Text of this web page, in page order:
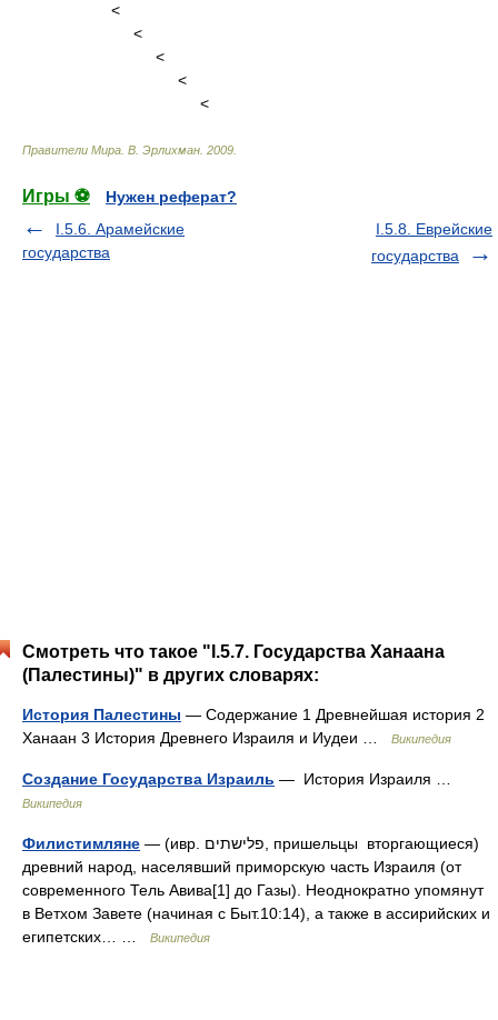
<
<
<
<
<
Правители Мира В. Эрлихман 2009
Игры ⚽
Нужен реферат?
I.5.6. Арамейские
государства
I.5.8. Еврейские
государства
Смотреть что такое "I.5.7. Государства Ханаана
(Палестины)" в других словарях:
История Палестины — Содержание 1 Древнейшая история 2
Ханаан 3 История Древнего Израиля и Иудеи …
Википедия
Создание Государства Израиль — История Израиля …
Википедия
Филистимляне — (ивр. פלישתים‎, пришельцы вторгающиеся)
древний народ, населявший приморскую часть Израиля (от
современного Тель Авива[1] до Газы). Неоднократно упомянут
в Ветхом Завете (начиная с Быт.10:14), а также в ассирийских и
египетских… …
Википедия